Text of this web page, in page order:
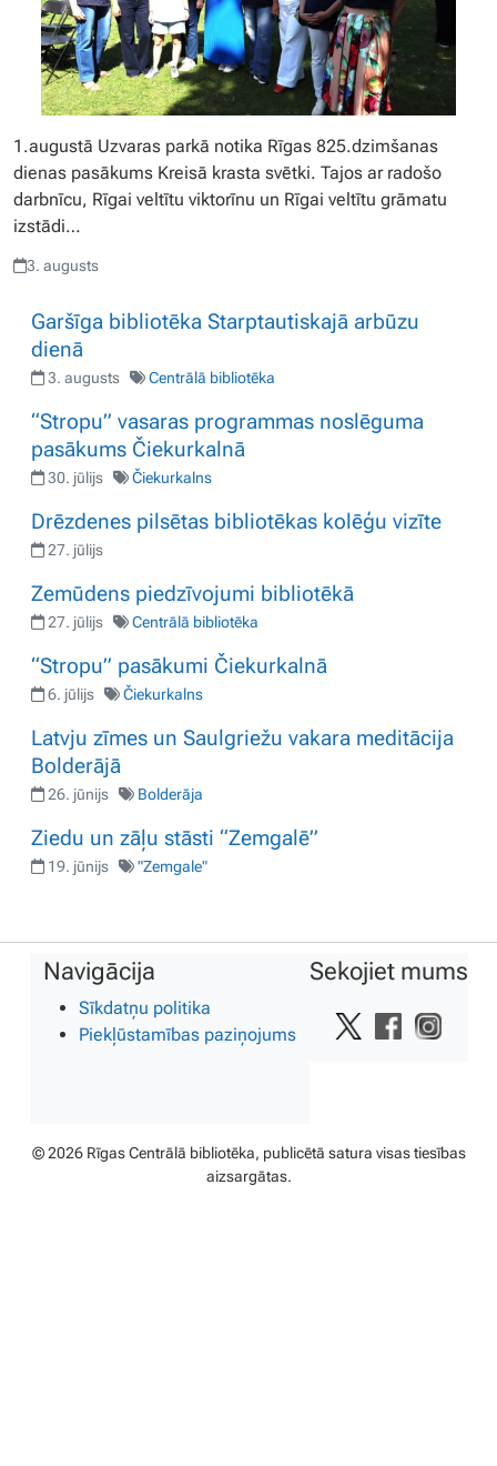
1.augustā Uzvaras parkā notika Rīgas 825.dzimšanas
dienas pasākums Kreisā krasta svētki. Tajos ar radošo
darbnīcu, Rīgai veltītu viktorīnu un Rīgai veltītu grāmatu
izstādi…
3. augusts
Garšīga bibliotēka Starptautiskajā arbūzu
dienā
3. augusts Centrālā bibliotēka
“Stropu” vasaras programmas noslēguma
pasākums Čiekurkalnā
30. jūlijs Čiekurkalns
Drēzdenes pilsētas bibliotēkas kolēģu vizīte
27. jūlijs
Zemūdens piedzīvojumi bibliotēkā
27. jūlijs Centrālā bibliotēka
“Stropu” pasākumi Čiekurkalnā
6. jūlijs Čiekurkalns
Latvju zīmes un Saulgriežu vakara meditācija
Bolderājā
26. jūnijs Bolderāja
Ziedu un zāļu stāsti “Zemgalē”
19. jūnijs "Zemgale"
Navigācija
Sīkdatņu politika
Piekļūstamības paziņojums
Sekojiet mums
© 2026 Rīgas Centrālā bibliotēka, publicētā satura visas tiesības
aizsargātas.